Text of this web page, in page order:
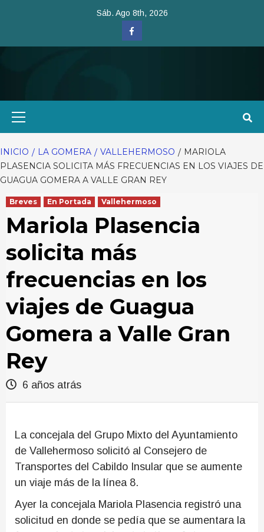
Sáb. Ago 8th, 2026
Facebook
INICIO LA GOMERA VALLEHERMOSO
MARIOLA
PLASENCIA SOLICITA MÁS FRECUENCIAS EN LOS VIAJES DE
GUAGUA GOMERA A VALLE GRAN REY
Breves En Portada Vallehermoso
Mariola Plasencia
solicita más
frecuencias en los
viajes de Guagua
Gomera a Valle Gran
Rey
6 años atrás
La concejala del Grupo Mixto del Ayuntamiento
de Vallehermoso solicitó al Consejero de
Transportes del Cabildo Insular que se aumente
un viaje más de la línea 8.
Ayer la concejala Mariola Plasencia registró una
solicitud en donde se pedía que se aumentara la